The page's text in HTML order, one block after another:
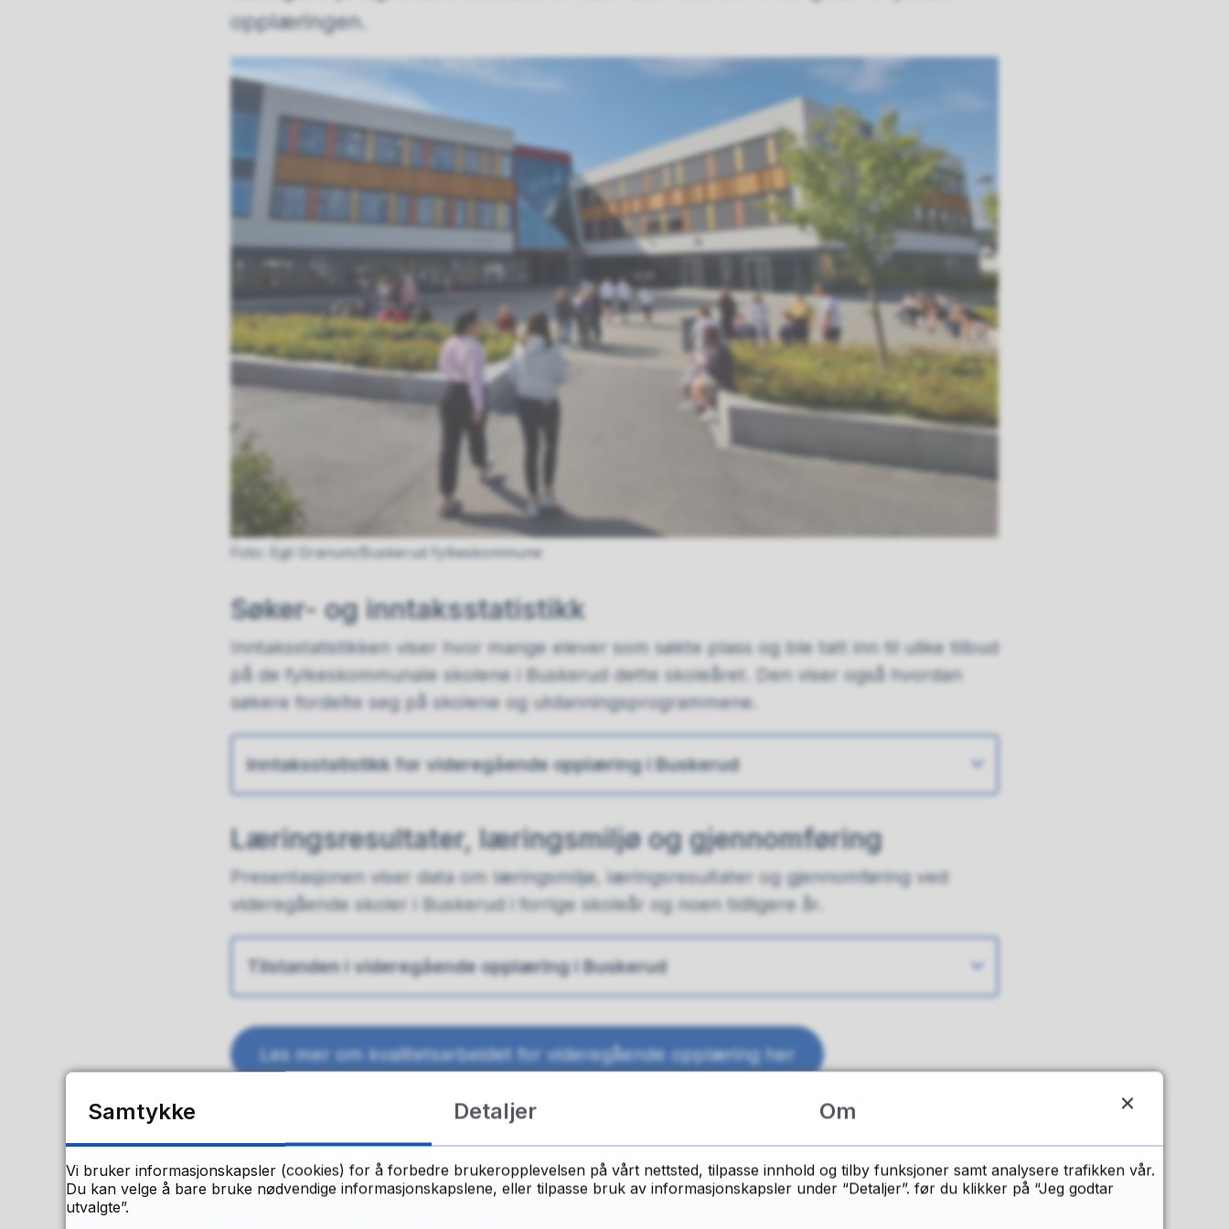
opplæringen.
Egil Granum/Buskerud fylkeskommune
Søker- og inntaksstatistikk
Inntaksstatistikken viser hvor mange elever som søkte plass og ble tatt inn til ulike tilbud
på de fylkeskommunale skolene i Buskerud dette skoleåret. Den viser også hvordan
søkere fordelte seg på skolene og utdanningsprogrammene.
Inntaksstatistikk for videregående opplæring i Buskerud
Læringsresultater, læringsmiljø og gjennomføring
Presentasjonen viser data om læringsmiljø, læringsresultater og gjennomføring ved
videregående skoler i Buskerud i forrige skoleår og noen tidligere år.
Tilstanden i videregående opplæring i Buskerud
Les mer om kvalitetsarbeidet for videregående opplæring her
Fagopplæring: skoletilbud, læreplasser og resulater av
opplæringen
Samtykke Detaljer Om
Vi bruker informasjonskapsler (cookies) for å forbedre brukeropplevelsen på vårt nettsted, tilpasse innhold og tilby funksjoner samt analysere trafikken vår.
Du kan velge å bare bruke nødvendige informasjonskapslene, eller tilpasse bruk av informasjonskapsler under “Detaljer”. før du klikker på “Jeg godtar
utvalgte”.